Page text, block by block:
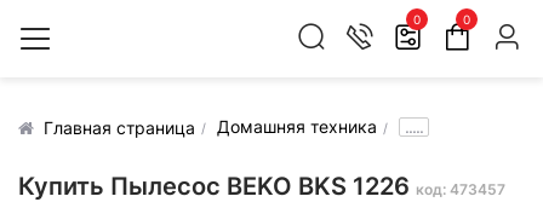
0 0
Главная страница Домашняя техника .....
Купить Пылесос BEKO BKS 1226 код: 473457